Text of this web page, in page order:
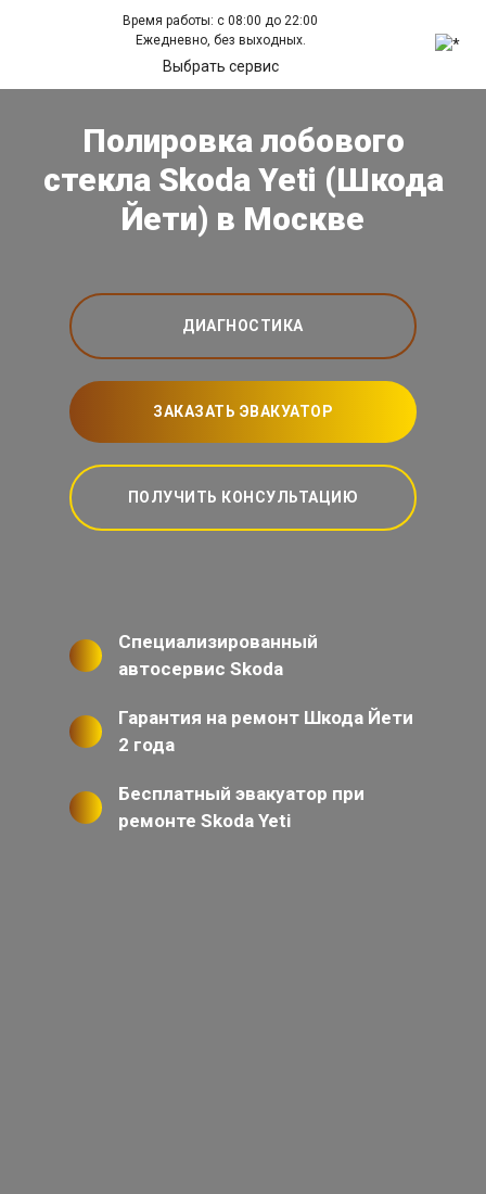
Время работы: с 08:00 до 22:00
Ежедневно, без выходных.
Выбрать сервис
Полировка лобового
стекла Skoda Yeti (Шкода
Йети) в Москве
ДИАГНОСТИКА
ЗАКАЗАТЬ ЭВАКУАТОР
ПОЛУЧИТЬ КОНСУЛЬТАЦИЮ
Специализированный
автосервис Skoda
Гарантия на ремонт Шкода Йети
2 года
Бесплатный эвакуатор при
ремонте Skoda Yeti